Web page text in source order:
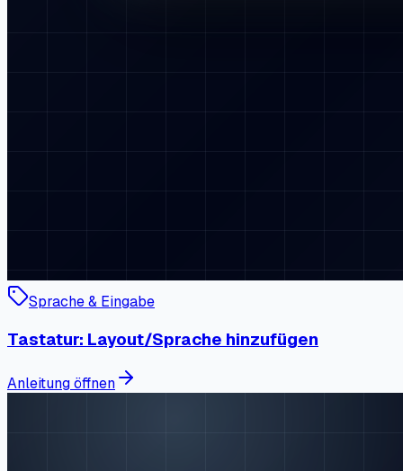
Sprache & Eingabe
Tastatur: Layout/Sprache hinzufügen
Anleitung öffnen